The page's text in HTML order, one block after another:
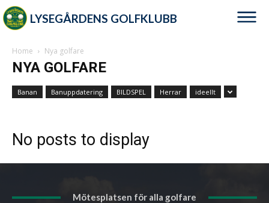
LYSEGÅRDENS GOLFKLUBB
Home Nya golfare
NYA GOLFARE
Banan Banuppdatering BILDSPEL Herrar ideellt
No posts to display
Mötesplatsen för alla golfare